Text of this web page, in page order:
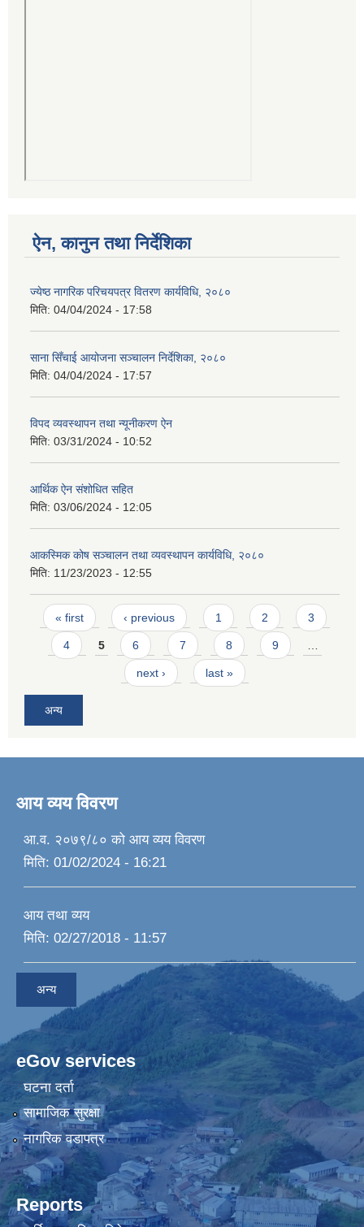
ऐन, कानुन तथा निर्देशिका
ज्येष्ठ नागरिक परिचयपत्र वितरण कार्यविधि, २०८०
मिति: 04/04/2024 - 17:58
साना सिँचाई आयोजना सञ्चालन निर्देशिका, २०८०
मिति: 04/04/2024 - 17:57
विपद व्यवस्थापन तथा न्यूनीकरण ऐन
मिति: 03/31/2024 - 10:52
आर्थिक ऐन संशोधित सहित
मिति: 03/06/2024 - 12:05
आकस्मिक कोष सञ्चालन तथा व्यवस्थापन कार्यविधि, २०८०
मिति: 11/23/2023 - 12:55
Pages
« first ‹ previous 1 2 3
4 5 6 7 8 9
next › last »
अन्य
आय व्यय विवरण
आ.व. २०७९/८० को आय व्यय विवरण
मिति: 01/02/2024 - 16:21
आय तथा व्यय
मिति: 02/27/2018 - 11:57
अन्य
eGov services
घटना दर्ता
सामाजिक सुरक्षा
नागरिक वडापत्र
Reports